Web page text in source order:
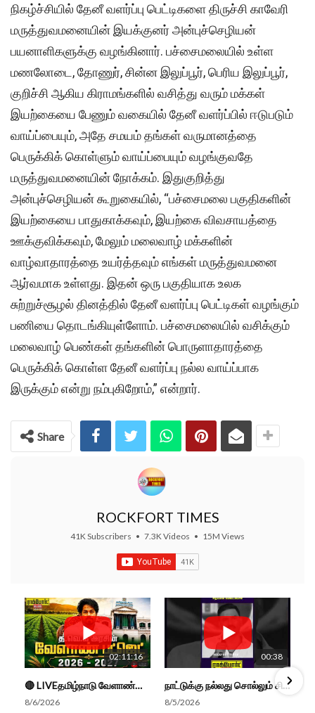
நிகழ்ச்சியில் தேனீ வளர்ப்பு பெட்டிகளை திருச்சி காவேரி
மருத்துவமனையின் இயக்குனர் அன்புச்செழியன்
பயனாளிகளுக்கு வழங்கினார். பச்சைமலையில் உள்ள
மணலோடை, தோணுர், சின்ன இலுப்பூர், பெரிய இலுப்பூர்,
குறிச்சி ஆகிய கிராமங்களில் வசித்து வரும் மக்கள்
இயற்கையை பேணும் வகையில் தேனீ வளர்ப்பில் ஈடுபடும்
வாய்ப்பையும், அதே சமயம் தங்கள் வருமானத்தை
பெருக்கிக் கொள்ளும் வாய்ப்பையும் வழங்குவதே
மருத்துவமனையின் நோக்கம். இதுகுறித்து
அன்புச்செழியன் கூறுகையில், “பச்சைமலை பகுதிகளின்
இயற்கையை பாதுகாக்கவும், இயற்கை விவசாயத்தை
ஊக்குவிக்கவும், மேலும் மலைவாழ் மக்களின்
வாழ்வாதாரத்தை உயர்த்தவும் எங்கள் மருத்துவமனை
ஆர்வமாக உள்ளது. இதன் ஒரு பகுதியாக உலக
சுற்றுச்சூழல் தினத்தில் தேனீ வளர்ப்பு பெட்டிகள் வழங்கும்
பணியை தொடங்கியுள்ளோம். பச்சைமலையில் வசிக்கும்
மலைவாழ் பெண்கள் தங்களின் பொருளாதாரத்தை
பெருக்கிக் கொள்ள தேனீ வளர்ப்பு நல்ல வாய்ப்பாக
இருக்கும் என்று நம்புகிறோம்,” என்றார்.
Share
ROCKFORT TIMES
41K Subscribers • 7.3K Videos • 15M Views
02:11:16
🔴 LIVEதமிழ்நாடு வேளாண்மை நிதிநிலை அறிக்கை - 2026-27 |TN Agriculture Budget #live #budget #video #cm
8/6/2026
00:38
நாட்டுக்கு நல்லது சொல்லும் சிறப்பான மேடைப்பேச்சு... #shorts #subscribe #video
8/5/2026